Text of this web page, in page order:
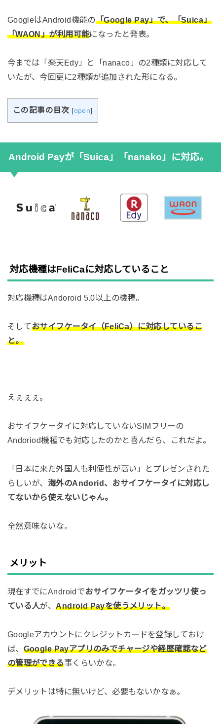
GoogleはAndroid機能の「Google Pay」で、「Suica」
「WAON」が利用可能になったと発表。
今までは「楽天Edy」と「nanaco」の2種類に対応して
いたが、今回更に2種類が追加された形になる。
この記事の目次 [open]
Android Payが「Suica」「nanako」に対応。
対応機種はFeliCaに対応していること
対応機種はAndoroid 5.0以上の機種。
そしておサイフケータイ（FeliCa）に対応しているこ
と。
えぇぇぇ。
おサイフケータイに対応していないSIMフリーの
Andoriod機種でも対応したのかと喜んだら、これだよ。
「日本に来た外国人も利便性が高い」とプレゼンされた
らしいが、 海外のAndorid、おサイフケータイに対応し
てないから使えないじゃん。
全然意味ないな。
メリット
現在すでにAndroidでおサイフケータイをガッツリ使っ
ている人が、Android Payを使うメリット。
Googleアカウントにクレジットカードを登録しておけ
ば、 Google Payアプリのみでチャージや経歴確認など
の管理ができる事くらいかな。
デメリットは特に無いけど、必要もないかなぁ。